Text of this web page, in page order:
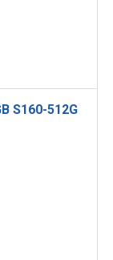
S160-512G